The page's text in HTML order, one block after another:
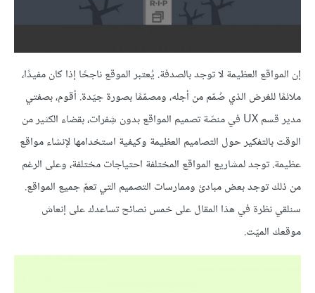
إن المواقع العظيمة لا توجد بالصدفة. يُعتبر الموقع ناجحًا إذا كان مفيدًا،
ملائمًا للغرض الذي صُمّم من أجله، ومصمّمًا بصورة جيّدة. أقوم، بصفتي
مدير قسم UX في منصّة تصميم المواقع بدون شِفرات، بقضاء الكثير من
الوقت بالتفكير حول التصاميم العظيمة وكيفية استخدامها لإنشاء مواقع
عظيمة. توجد لمشاريع المواقع المختلفة احتياجات مختلفة، وعلى الرغم
من ذلك توجد بعض مبادئ وممارسات التصميم التي تعمّ جميع المواقع.
سنلقي نظرة في هذا المقال على خمس نصائح تساعدك على إنعاش
موقعك الميّت.